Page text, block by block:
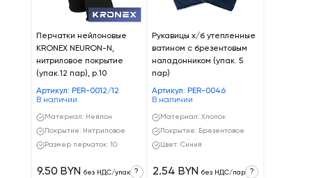
Перчатки нейлоновые
KRONEX NEURON-N,
нитриловое покрытие
(упак.12 пар), р.10
Артикул: PER-0012/12
В наличии
Материал: Нейлон
Покрытие: Нитриловое
Размер перчаток: 10
9.50 BYN без НДС/упак ?
Рукавицы х/б утепленные
ватином с брезентовым
наладонником (упак. 5
пар)
Артикул: PER-0046
В наличии
Материал: Хлопок
Покрытие: Брезентовое
Цвет: Синий
2.54 BYN без НДС/пар ?